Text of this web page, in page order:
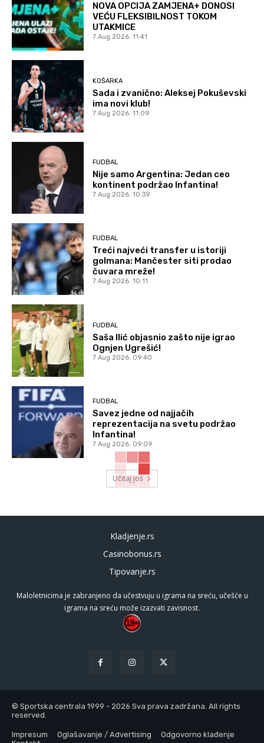
NOVA OPCIJA ZAMJENA+ DONOSI
VEĆU FLEKSIBILNOST TOKOM
UTAKMICE
7 Aug 2026. 11:41
KOŠARKA
Sada i zvanično: Aleksej Pokuševski
ima novi klub!
7 Aug 2026. 11:09
FUDBAL
Nije samo Argentina: Jedan ceo
kontinent podržao Infantina!
7 Aug 2026. 10:39
FUDBAL
Treći najveći transfer u istoriji
golmana: Mančester siti prodao
čuvara mreže!
7 Aug 2026. 10:11
FUDBAL
Saša Ilić objasnio zašto nije igrao
Ognjen Ugrešić!
7 Aug 2026. 09:40
FUDBAL
Savez jedne od najjačih
reprezentacija na svetu podržao
Infantina!
7 Aug 2026. 09:09
Učitaj još
Kladjenje.rs
Casinobonus.rs
Tipovanje.rs
Maloletnicima je zabranjeno da učestvuju u igrama na sreću, učešće u
igrama na sreću može izazvati zavisnost.
© Sportska centrala 1999 - 2026 Sva prava zadržana. All rights
reserved.
Impresum Oglašavanje / Advertising
Odgovorno klađenje